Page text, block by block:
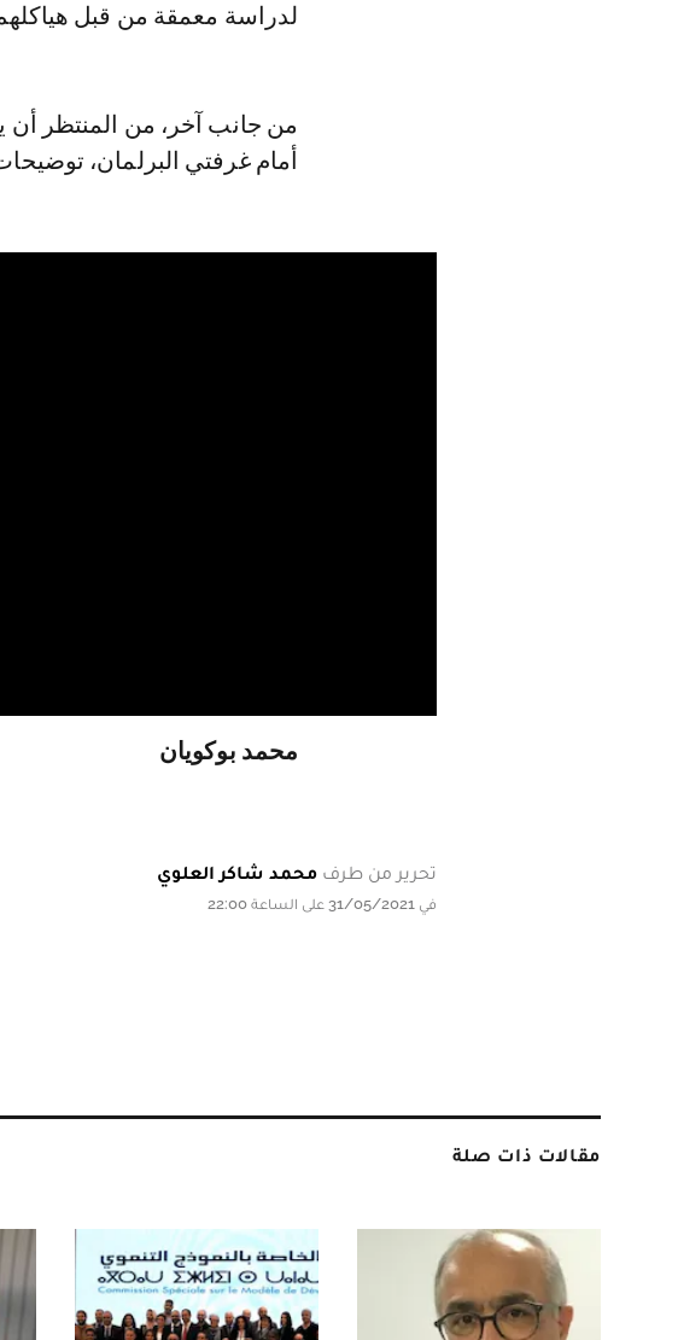
لدراسة معمقة من قبل
أمام غرفتي البرلمان،
محمد بوكويان
تحرير من طرف محمد شاكر العلوي
في 31/05/2021 على الساعة 22:00
مقالات ذات صلة